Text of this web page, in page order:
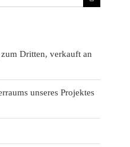
Dritten, verkauft an
unseres Projektes